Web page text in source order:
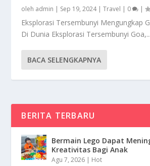
oleh admin | Sep 19, 2024|Travel | 0 |
Eksplorasi Tersembunyi Mengungkap
Di Dunia Eksplorasi Tersembunyi Goa,...
BACA SELENGKAPNYA
BERITA TERBARU
Bermain Lego Dapat
Kreativitas Bagi Anak
Agu 7, 2026 | Hot